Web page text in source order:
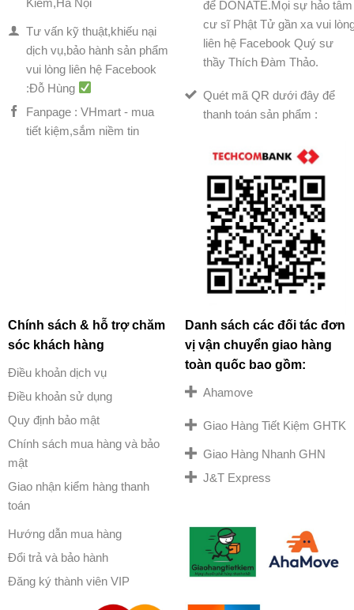
Tư vấn kỹ thuật,khiếu nại
dịch vụ,bảo hành sản phẩm
vui lòng liên hệ Facebook
:Đỗ Hùng
Fanpage : VHmart - mua
tiết kiệm,sắm niềm tin
để DONATE.Mọi sự hảo tâm
cư sĩ Phật Tử gần xa vui
liên hệ Facebook Quý sư
thầy Thích Đàm Thảo.
Quét mã QR dưới đây để
thanh toán sản phẩm :
Chính sách & hỗ trợ chăm
sóc khách hàng
Điều khoản dịch vụ
Điều khoản sử dụng
Quy định bảo mật
Chính sách mua hàng và bảo
mật
Giao nhận kiểm hàng thanh
toán
Hướng dẫn mua hàng
Đổi trả và bảo hành
Đăng ký thành viên VIP
Danh sách các đối tác đơn
vị vận chuyển giao hàng
toàn quốc bao gồm:
Ahamove
Giao Hàng Tiết Kiệm GHTK
Giao Hàng Nhanh GHN
J&T Express